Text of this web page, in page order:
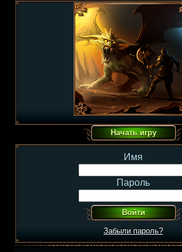
Имя
Пароль
Забыли пароль?